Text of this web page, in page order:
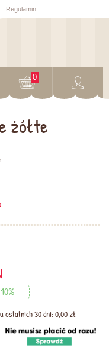
Regulamin
0
żółte
ostatnich 30 dni: 0,00 zł